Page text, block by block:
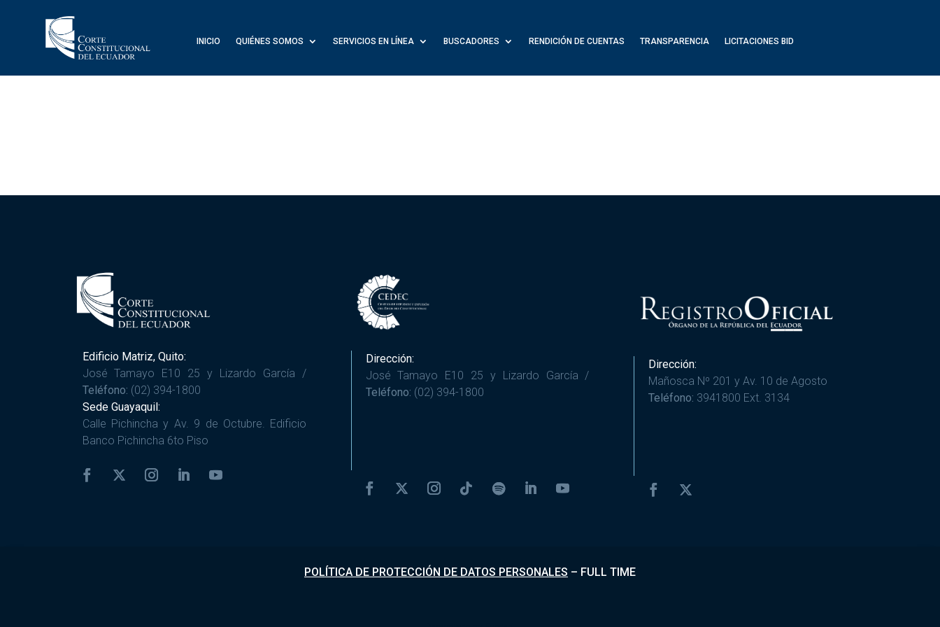
INICIO QUIÉNES SOMOS SERVICIOS EN LÍNEA BUSCADORES RENDICIÓN DE CUENTAS TRANSPARENCIA LICITACIONES BID
Edificio Matriz, Quito:
José Tamayo E10 25 y Lizardo García /
Teléfono: (02) 394-1800
Sede Guayaquil:
Calle Pichincha y Av. 9 de Octubre. Edificio
Banco Pichincha 6to Piso
Dirección:
José Tamayo E10 25 y Lizardo García /
Teléfono: (02) 394-1800
Dirección:
Mañosca Nº 201 y Av. 10 de Agosto
Teléfono: 3941800 Ext. 3134
POLÍTICA DE PROTECCIÓN DE DATOS PERSONALES – FULL TIME